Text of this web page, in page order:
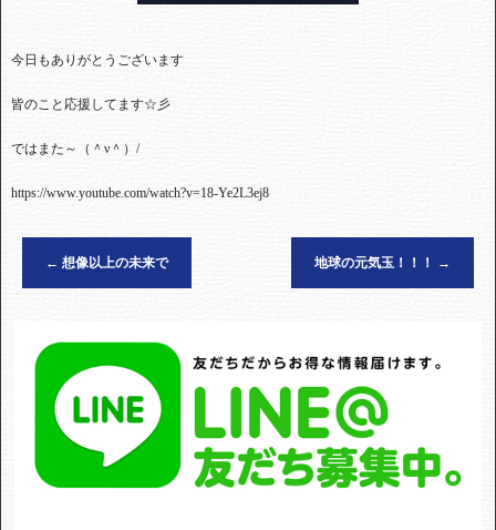
今日もありがとうございます
皆のこと応援してます☆彡
ではまた～（＾ν＾）/
https://www.youtube.com/watch?v=18-Ye2L3ej8
← 想像以上の未来で 地球の元気玉！！！ →